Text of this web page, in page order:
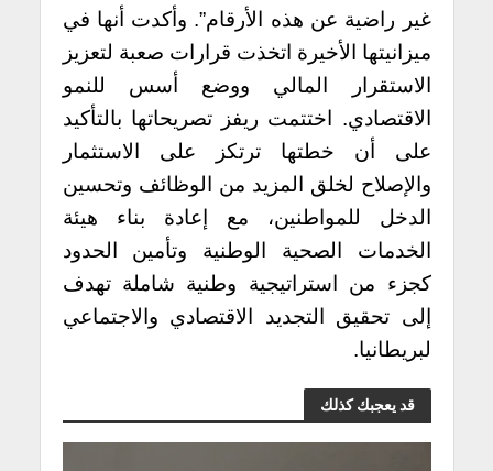
غير راضية عن هذه الأرقام”. وأكدت أنها في
ميزانيتها الأخيرة اتخذت قرارات صعبة لتعزيز
الاستقرار المالي ووضع أسس للنمو
الاقتصادي. اختتمت ريفز تصريحاتها بالتأكيد
على أن خطتها ترتكز على الاستثمار
والإصلاح لخلق المزيد من الوظائف وتحسين
الدخل للمواطنين، مع إعادة بناء هيئة
الخدمات الصحية الوطنية وتأمين الحدود
كجزء من استراتيجية وطنية شاملة تهدف
إلى تحقيق التجديد الاقتصادي والاجتماعي
لبريطانيا.
قد يعجبك كذلك